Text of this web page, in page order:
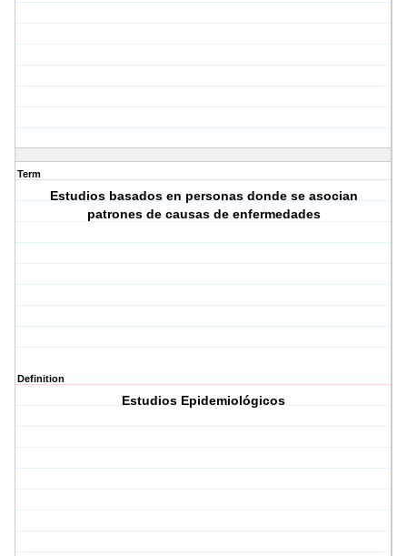
Term
Estudios basados en personas donde se asocian
patrones de causas de enfermedades
Definition
Estudios Epidemiológicos